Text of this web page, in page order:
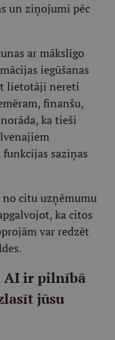
un ziņojumi pēc
ar mākslīgo
iegūšanas
lietotāji nereti
finanšu,
ka tieši
saziņas
citu uzņēmumu
ka citos
var redzēt
AI ir pilnībā
jūsu